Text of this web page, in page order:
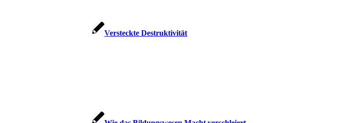
Ver­steck­te Destruktivität